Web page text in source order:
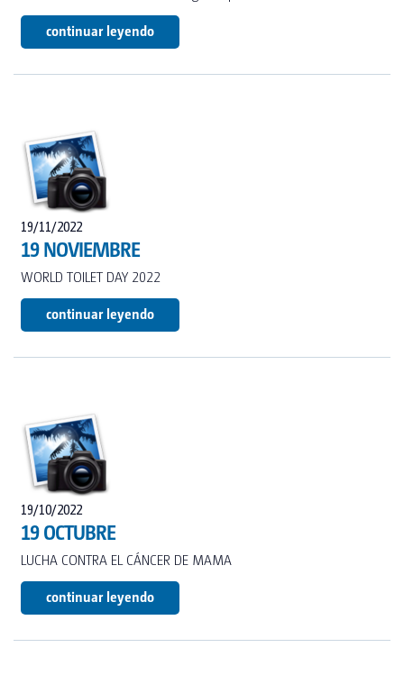
TOI® PIPI X8
TOI® PIPI CONNECT X8
TOI® HANDY
TOI® COLUMNA
SANI TOI®
TOI® HEATER
TOI® SHOWER
TOI® SHOWER EMERGE
continuar leyendo
19/11/2022
19 NOVIEMBRE
WORLD TOILET DAY 2022
continuar leyendo
19/10/2022
19 OCTUBRE
LUCHA CONTRA EL CÁNCER DE MAMA
continuar leyendo